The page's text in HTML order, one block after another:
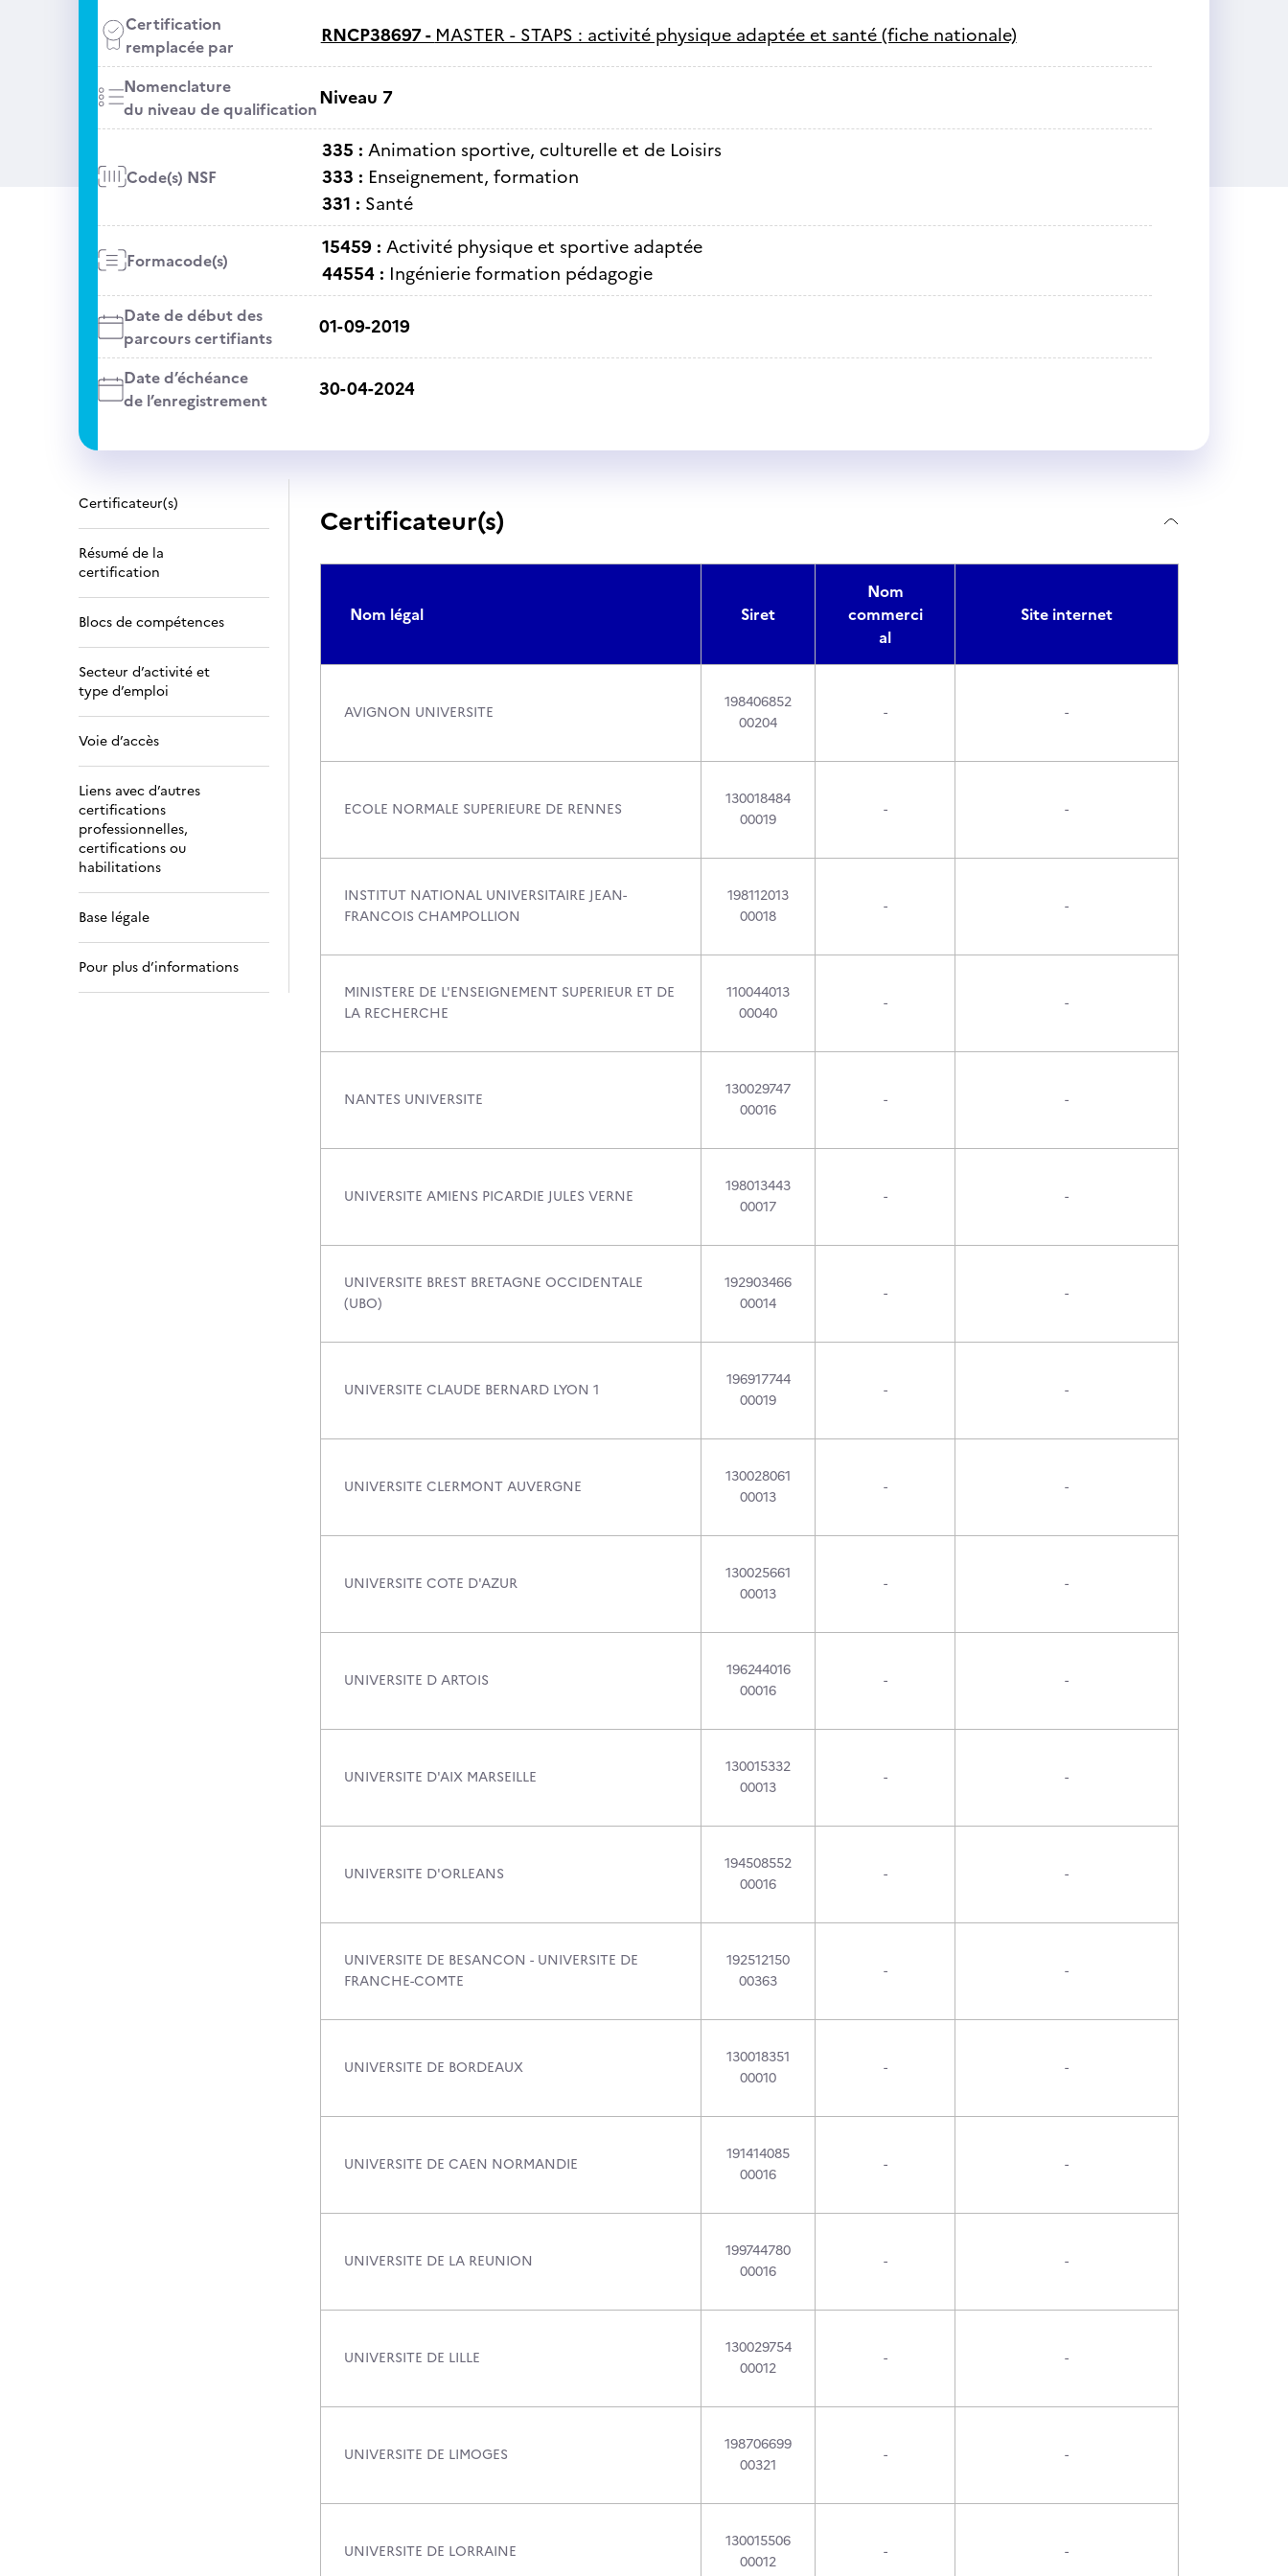
Certification
remplacée par
RNCP38697 - MASTER - STAPS : activité physique adaptée et santé (fiche nationale)
Nomenclature
du niveau de qualificationNiveau 7
Code(s) NSF
335 : Animation sportive, culturelle et de Loisirs
333 : Enseignement, formation
331 : Santé
Formacode(s)
15459 : Activité physique et sportive adaptée
44554 : Ingénierie formation pédagogie
Date de début des
parcours certifiants
01-09-2019
Date d’échéance
de l’enregistrement
30-04-2024
Certificateur(s)
Résumé de la
certification
Blocs de compétences
Secteur d’activité et
type d’emploi
Voie d’accès
Liens avec d’autres
certifications
professionnelles,
certifications ou
habilitations
Base légale
Pour plus d’informations
Certificateur(s)
Nom légal Siret
Nom
commerci
al
Site internet
AVIGNON UNIVERSITE
198406852
00204
- -
ECOLE NORMALE SUPERIEURE DE RENNES
130018484
00019
- -
INSTITUT NATIONAL UNIVERSITAIRE JEAN-
FRANCOIS CHAMPOLLION
198112013
00018
- -
MINISTERE DE L'ENSEIGNEMENT SUPERIEUR ET DE
LA RECHERCHE
110044013
00040
- -
NANTES UNIVERSITE
130029747
00016
- -
UNIVERSITE AMIENS PICARDIE JULES VERNE
198013443
00017
- -
UNIVERSITE BREST BRETAGNE OCCIDENTALE
(UBO)
192903466
00014
- -
UNIVERSITE CLAUDE BERNARD LYON 1
196917744
00019
- -
UNIVERSITE CLERMONT AUVERGNE
130028061
00013
- -
UNIVERSITE COTE D'AZUR
130025661
00013
- -
UNIVERSITE D ARTOIS
196244016
00016
- -
UNIVERSITE D'AIX MARSEILLE
130015332
00013
- -
UNIVERSITE D'ORLEANS
194508552
00016
- -
UNIVERSITE DE BESANCON - UNIVERSITE DE
FRANCHE-COMTE
192512150
00363
- -
UNIVERSITE DE BORDEAUX
130018351
00010
- -
UNIVERSITE DE CAEN NORMANDIE
191414085
00016
- -
UNIVERSITE DE LA REUNION
199744780
00016
- -
UNIVERSITE DE LILLE
130029754
00012
- -
UNIVERSITE DE LIMOGES
198706699
00321
- -
UNIVERSITE DE LORRAINE
130015506
00012
- -